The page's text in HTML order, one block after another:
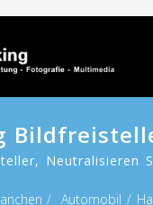
Neutralisieren
Automobil /